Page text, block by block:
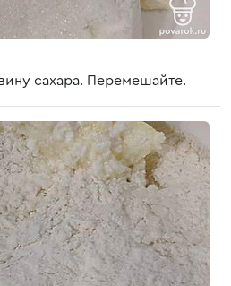
сахара. Перемешайте.